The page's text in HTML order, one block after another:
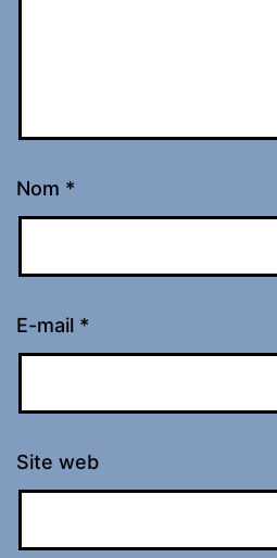
Nom *
E-mail *
Site web